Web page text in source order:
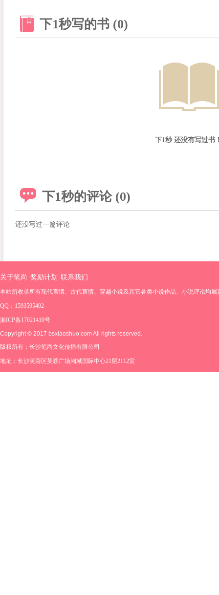
下1秒写的书 (0)
下1秒 还没有写过书
下1秒的评论 (0)
还没写过一篇评论
关于笔尚 奖励计划 联系我们
本站所收录所有现代言情、古代言情、穿越小说及其它各类小说作品、小说评论均
QQ：1593595402
湘ICP备17021410号
Copyright © 2017 bsxiaoshuo.com All rights reserved.
版权所有：长沙笔尚文化传播有限公司
地址：长沙芙蓉区芙蓉广场湘域国际中心21层2112室